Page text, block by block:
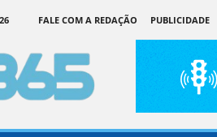
FALE COM A REDAÇÃO
PUBLICIDADE